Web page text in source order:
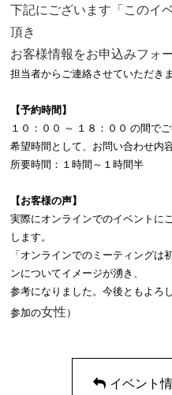
下記にございます「このイ
頂き
お客様情報をお申込みフォ
担当者からご連絡させていただき
【予約時間】
１０：００ ～ １８：００ の間で
希望時間として、お問い合わせ内
所要時間：１時間～１時間半
【お客様の声】
実際にオンラインでのイベントに
します。
「オンラインでのミーティングは
ンについてイメージが湧き、
参考になりました。今後ともよろ
参加の女性 ）
イベント